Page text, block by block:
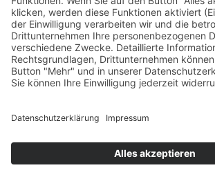
Aktuelle Nachrichten aus dem
Kontaktiere uns:team@mkk-
JetztBericht einreichen
Folge uns auf